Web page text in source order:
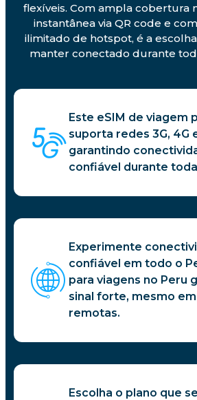
flexíveis. Com ampla cobertura
instantânea via QR code e
ilimitado de hotspot, é a
manter conectado durante
Este eSIM de viagem
suporta redes 3G, 4G
garantindo
confiável durante
Experimente
confiável em todo o
para viagens no Peru
sinal forte, mesmo
remotas.
Escolha o plano que